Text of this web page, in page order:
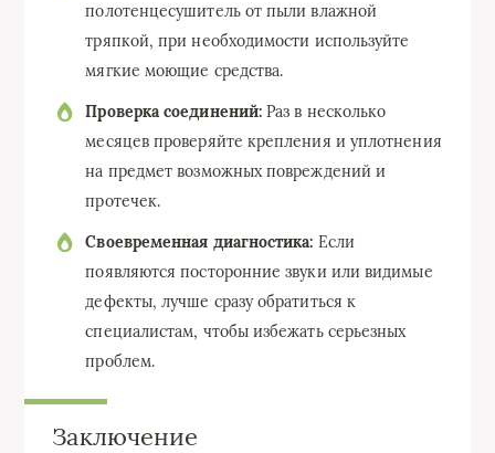
полотенцесушитель от пыли влажной
тряпкой, при необходимости используйте
мягкие моющие средства.
Проверка соединений: Раз в несколько
месяцев проверяйте крепления и уплотнения
на предмет возможных повреждений и
протечек.
Своевременная диагностика: Если
появляются посторонние звуки или видимые
дефекты, лучше сразу обратиться к
специалистам, чтобы избежать серьезных
проблем.
Заключение